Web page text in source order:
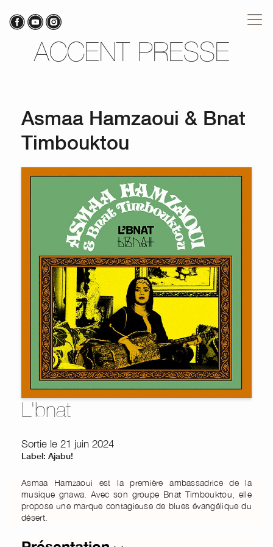
ACCENT PRESSE
Asmaa Hamzaoui & Bnat
Timbouktou
L'bnat
Sortie le 21 juin 2024
Label: Ajabu!
Asmaa Hamzaoui est la première ambassadrice de la
musique gnawa. Avec son groupe Bnat Timbouktou, elle
propose une marque contagieuse de blues évangélique du
désert.